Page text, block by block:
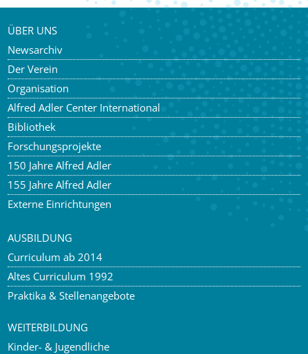
ÜBER UNS
Newsarchiv
Der Verein
Organisation
Alfred Adler Center International
Bibliothek
Forschungsprojekte
150 Jahre Alfred Adler
155 Jahre Alfred Adler
Externe Einrichtungen
AUSBILDUNG
Curriculum ab 2014
Altes Curriculum 1992
Praktika & Stellenangebote
WEITERBILDUNG
Kinder- & Jugendliche